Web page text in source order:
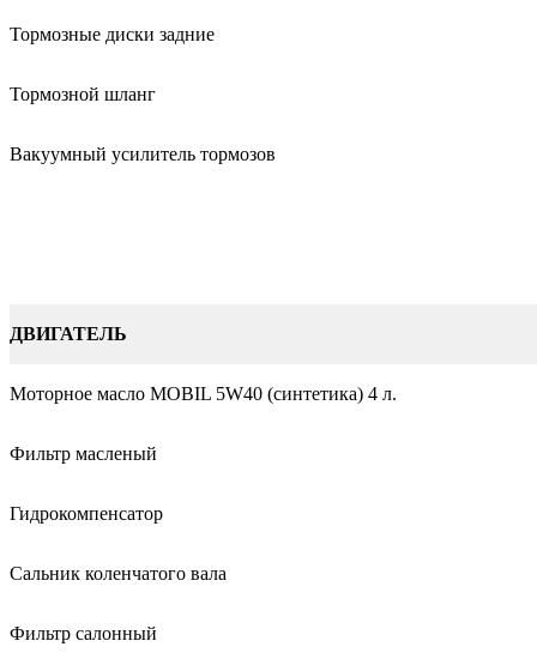
Тормозные диски задние
Тормозной шланг
Вакуумный усилитель тормозов
ДВИГАТЕЛЬ
Моторное масло MOBIL 5W40 (синтетика) 4 л.
Фильтр масленый
Гидрокомпенсатор
Сальник коленчатого вала
Фильтр салонный